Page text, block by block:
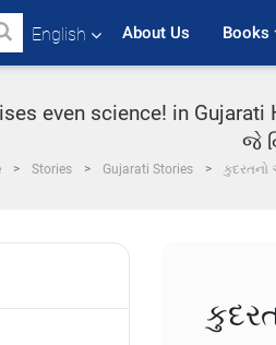
English About Us Books
even science! in
જે
Stories Gujarati Stories કુદરતનો